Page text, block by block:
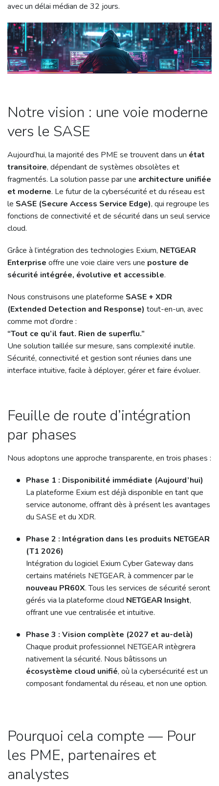
avec un délai médian de 32 jours.
Notre vision : une voie moderne
vers le SASE
Aujourd’hui, la majorité des PME se trouvent dans un état
transitoire, dépendant de systèmes obsolètes et
fragmentés. La solution passe par une architecture unifiée
et moderne. Le futur de la cybersécurité et du réseau est
le SASE (Secure Access Service Edge), qui regroupe les
fonctions de connectivité et de sécurité dans un seul service
cloud.
Grâce à l’intégration des technologies Exium, NETGEAR
Enterprise offre une voie claire vers une posture de
sécurité intégrée, évolutive et accessible.
Nous construisons une plateforme SASE + XDR
(Extended Detection and Response) tout-en-un, avec
comme mot d’ordre :
“Tout ce qu’il faut. Rien de superflu.”
Une solution taillée sur mesure, sans complexité inutile.
Sécurité, connectivité et gestion sont réunies dans une
interface intuitive, facile à déployer, gérer et faire évoluer.
Feuille de route d’intégration
par phases
Nous adoptons une approche transparente, en trois phases :
Phase 1 : Disponibilité immédiate (Aujourd’hui)
La plateforme Exium est déjà disponible en tant que
service autonome, offrant dès à présent les avantages
du SASE et du XDR.
Phase 2 : Intégration dans les produits NETGEAR
(T1 2026)
Intégration du logiciel Exium Cyber Gateway dans
certains matériels NETGEAR, à commencer par le
nouveau PR60X. Tous les services de sécurité seront
gérés via la plateforme cloud NETGEAR Insight,
offrant une vue centralisée et intuitive.
Phase 3 : Vision complète (2027 et au-delà)
Chaque produit professionnel NETGEAR intègrera
nativement la sécurité. Nous bâtissons un
écosystème cloud unifié, où la cybersécurité est un
composant fondamental du réseau, et non une option.
Pourquoi cela compte — Pour
les PME, partenaires et
analystes